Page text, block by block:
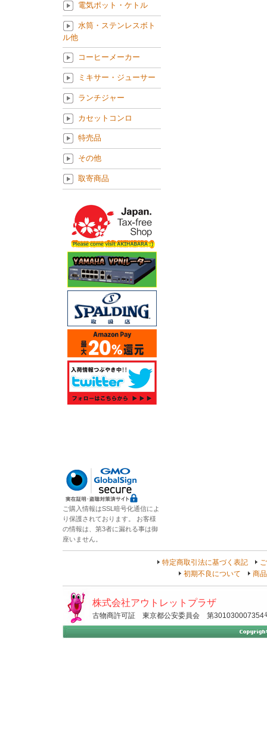
電気ポット・ケトル
水筒・ステンレスボト
ル他
コーヒーメーカー
ミキサー・ジューサー
ランチジャー
カセットコンロ
特売品
その他
取寄商品
ご購入情報はSSL暗号化通信によ
り保護されております。 お客様
の情報は、第3者に漏れる事は御
座いません。
特定商取引法に基づく表記
初期不良について
商
株式会社アウトレットプラザ
古物商許可証 東京都公安委員会 第301030007354